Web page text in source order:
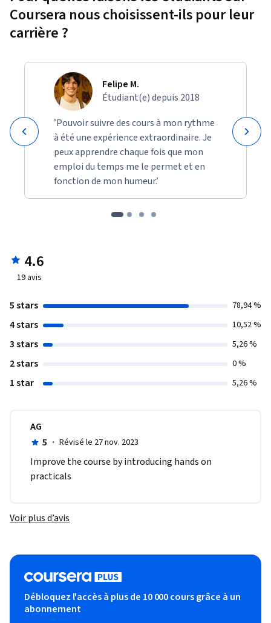
Coursera nous choisissent-ils pour leur
carrière ?
Felipe M.
Étudiant(e) depuis 2018
’Pouvoir suivre des cours à mon rythme
à été une expérience extraordinaire. Je
peux apprendre chaque fois que mon
emploi du temps me le permet et en
fonction de mon humeur.’
4.6
19 avis
5 stars 78,94 %
4 stars 10,52 %
3 stars 5,26 %
2 stars 0 %
1 star 5,26 %
AG
5 · Révisé le 27 nov. 2023
Improve the course by introducing hands on
practicals
Voir plus d’avis
Débloquez l'accès à plus de 10 000 cours grâce à un
abonnement